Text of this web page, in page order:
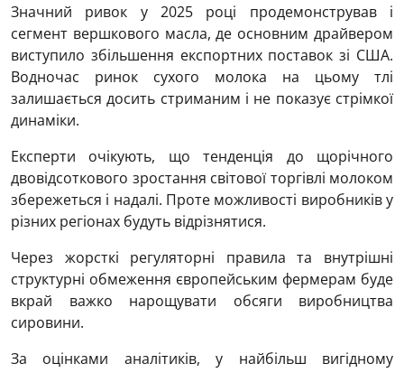
Значний ривок у 2025 році продемонстрував і
сегмент вершкового масла, де основним драйвером
виступило збільшення експортних поставок зі США.
Водночас ринок сухого молока на цьому тлі
залишається досить стриманим і не показує стрімкої
динаміки.
Експерти очікують, що тенденція до щорічного
двовідсоткового зростання світової торгівлі молоком
збережеться і надалі. Проте можливості виробників у
різних регіонах будуть відрізнятися.
Через жорсткі регуляторні правила та внутрішні
структурні обмеження європейським фермерам буде
вкрай важко нарощувати обсяги виробництва
сировини.
За оцінками аналітиків, у найбільш вигідному